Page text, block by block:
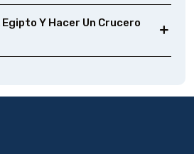
Y Hacer Un Crucero